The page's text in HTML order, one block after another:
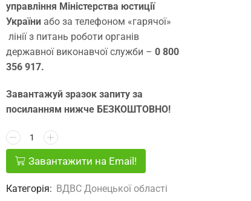
управління Міністерства юстиції
України або за телефоном «гарячої»
лінії з питань роботи органів
державної виконавчої служби – 0 800
356 917.
Завантажуй зразок запиту за
посиланням нижче БЕЗКОШТОВНО!
Завантажити на Email!
Категорія: ВДВС Донецької областi